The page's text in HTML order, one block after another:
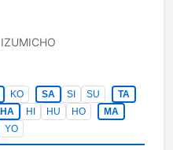
IZUMICHO
KO SA SI SU
TA
HA HI HU HO
MA
YO